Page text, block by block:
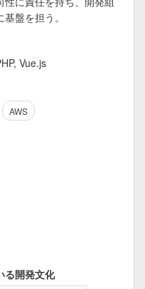
盤を担う。
Vue.js
AWS
る開発文化